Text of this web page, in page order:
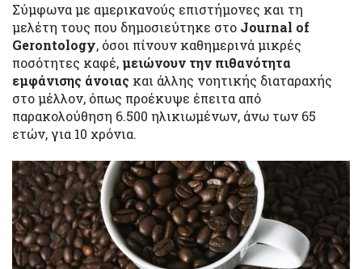
Σύμφωνα με αμερικανούς επιστήμονες και τη
μελέτη τους που δημοσιεύτηκε στο Journal of
Gerontology, όσοι πίνουν καθημερινά μικρές
ποσότητες καφέ,μειώνουν την πιθανότητα
εμφάνισης άνοιας και άλλης νοητικής διαταραχής
στο μέλλον, όπως προέκυψε έπειτα από
παρακολούθηση 6.500 ηλικιωμένων, άνω των 65
ετών, για 10 χρόνια.